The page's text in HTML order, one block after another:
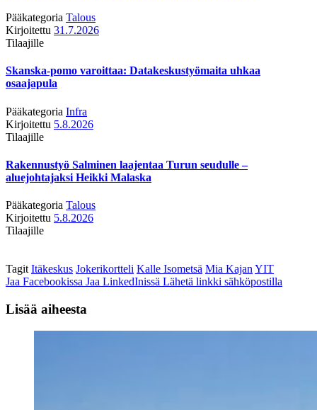
Pääkategoria Talous
Kirjoitettu 31.7.2026
Tilaajille
Skanska-pomo varoittaa: Datakeskustyömaita uhkaa
osaajapula
Pääkategoria Infra
Kirjoitettu 5.8.2026
Tilaajille
Rakennustyö Salminen laajentaa Turun seudulle –
aluejohtajaksi Heikki Malaska
Pääkategoria Talous
Kirjoitettu 5.8.2026
Tilaajille
Tagit Itäkeskus Jokerikortteli Kalle Isometsä Mia Kajan YIT
Jaa Facebookissa Jaa LinkedInissä Lähetä linkki sähköpostilla
Lisää aiheesta